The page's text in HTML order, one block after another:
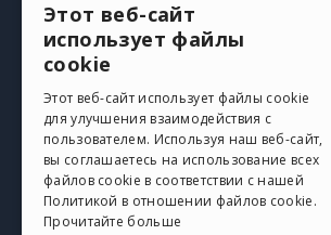
Профиль
Мои посты
Мои лицензии
Загрузить
Веб-хостинг
Мои кредиты
GERMAN
SPANISH
PORTUGUESE
POLISH
Этот веб-сайт
использует файлы
cookie
Этот веб-сайт использует файлы cookie
для улучшения взаимодействия с
пользователем. Используя наш веб-сайт,
вы соглашаетесь на использование всех
файлов cookie в соответствии с нашей
Политикой в ​​отношении файлов cookie.
Прочитайте больше